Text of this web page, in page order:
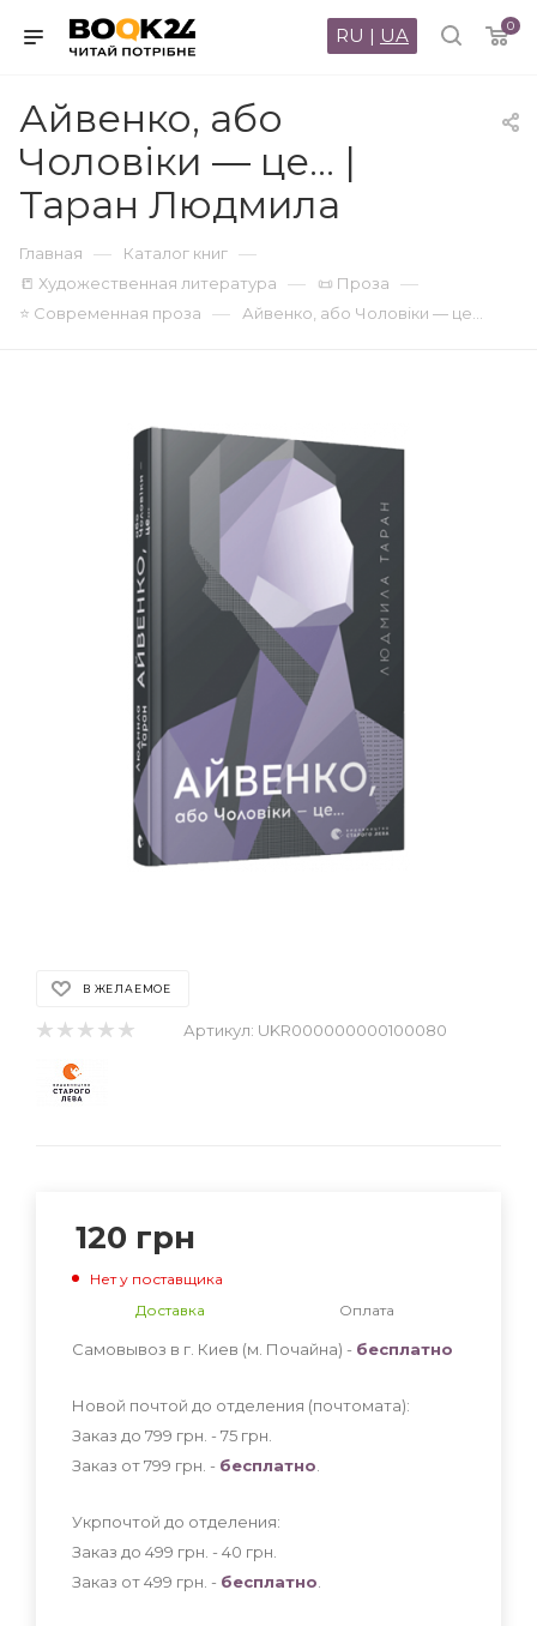
0
RU | UA
Айвенко, або
Чоловіки — це... |
Таран Людмила
Главная — Каталог книг —
📒 Художественная литература — 📜 Проза —
⭐ Современная проза — Айвенко, або Чоловіки — це...
В ЖЕЛАЕМОЕ
Артикул: UKR000000000100080
120 грн
Нет у поставщика
Доставка
Оплата
Самовывоз в г. Киев (м. Почайна) - бесплатно
Новой почтой до отделения (почтомата):
Заказ до 799 грн. - 75 грн
Заказ от 799 грн. - бесплатно
Укрпочтой до отделения:
Заказ до 499 грн. - 40 грн
Заказ от 499 грн. - бесплатно